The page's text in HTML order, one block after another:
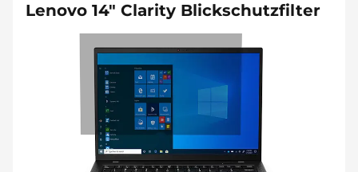
Lenovo 14" Clarity Blickschutzfilter